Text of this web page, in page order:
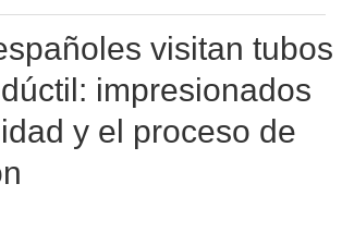
visitan tubos
impresionados
y el proceso de